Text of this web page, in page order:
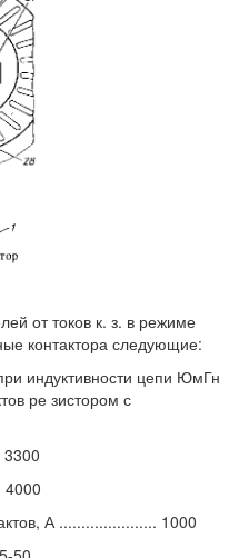
от токов к. з. в режиме
контактора следующие:
индуктивности цепи ЮмГн
ре зистором с
А ...................... 1000